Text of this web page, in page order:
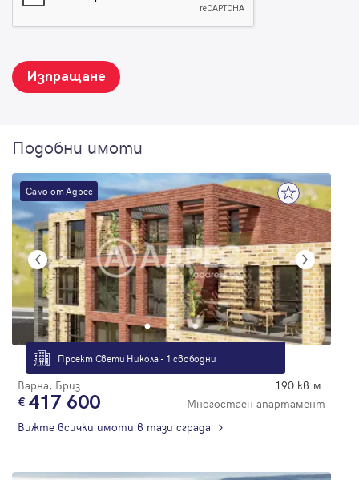
Изпращане
Подобни имоти
Само от Адрес
Проект Свети Никола - 1 свободни
Варна, Бриз 190 кв.м.
417 600
Многостаен апартамент
Вижте всички имоти в тази сграда